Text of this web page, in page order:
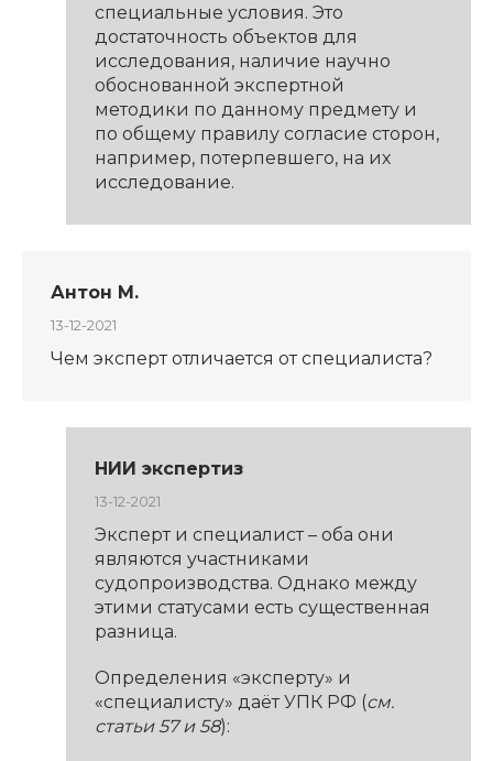
специальные условия. Это
достаточность объектов для
исследования, наличие научно
обоснованной экспертной
методики по данному предмету и
по общему правилу согласие сторон,
например, потерпевшего, на их
исследование.
Антон М.
13-12-2021
Чем эксперт отличается от специалиста?
НИИ экспертиз
13-12-2021
Эксперт и специалист – оба они
являются участниками
судопроизводства. Однако между
этими статусами есть существенная
разница.
Определения «эксперту» и
«специалисту» даёт УПК РФ (см.
статьи 57 и 58):